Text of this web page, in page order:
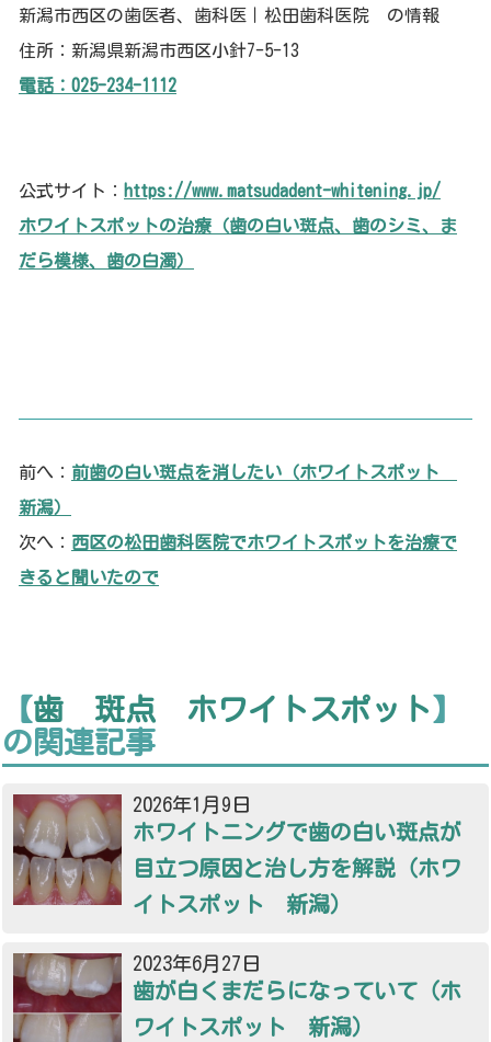
新潟市西区の歯医者、歯科医｜松田歯科医院 の情報
住所：新潟県新潟市西区小針7-5-13
電話：025-234-1112
公式サイト： https://www.matsudadent-whitening.jp/
ホワイトスポットの治療（歯の白い斑点、歯のシミ、ま
だら模様、歯の白濁）
前へ： 前歯の白い斑点を消したい（ホワイトスポット
新潟）
次へ： 西区の松田歯科医院でホワイトスポットを治療で
きると聞いたので
【歯 斑点 ホワイトスポット 】
の関連記事
2026年1月9日
ホワイトニングで歯の白い斑点が
目立つ原因と治し方を解説（ホワ
イトスポット 新潟）
2023年6月27日
歯が白くまだらになっていて（ホ
ワイトスポット 新潟）